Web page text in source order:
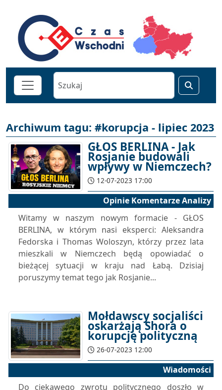
Archiwum tagu: #korupcja - lipiec 2023
GŁOS BERLINA - Jak
Rosjanie budowali
wpływy w Niemczech?
12-07-2023 17:00
Opinie Komentarze Analizy
Witamy w naszym nowym formacie - GŁOS
BERLINA, w którym nasi eksperci: Aleksandra
Fedorska i Thomas Woloszyn, którzy przez lata
mieszkali w Niemczech będą opowiadać o
bieżącej sytuacji w kraju nad Łabą. Dzisiaj
poruszymy temat tego jak Rosjanie...
Mołdawscy socjaliści
oskarżają Shora o
korupcję polityczną
26-07-2023 12:00
Wiadomości
Do ciekawego zwrotu politycznego doszło w